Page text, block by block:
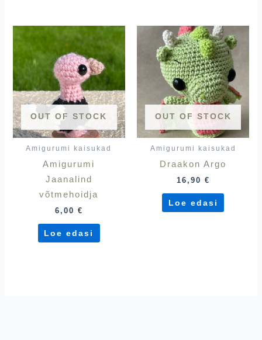
OUT OF STOCK
Amigurumi kaisukad
Amigurumi
Jaanalind
võtmehoidja
6,00 €
Loe edasi
OUT OF STOCK
Amigurumi kaisukad
Draakon Argo
16,90 €
Loe edasi